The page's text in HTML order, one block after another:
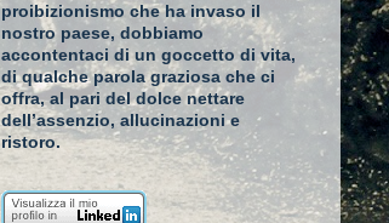
proibizionismo che ha invaso il
nostro paese, dobbiamo
accontentaci di un goccetto di vita,
di qualche parola graziosa che ci
offra, al pari del dolce nettare
dell’assenzio, allucinazioni e
ristoro.